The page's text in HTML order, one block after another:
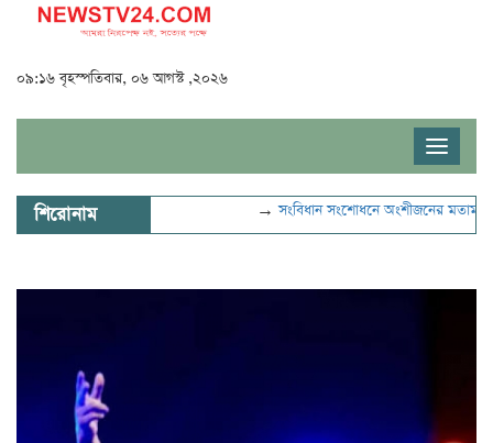
০৯:১৬ বৃহস্পতিবার, ০৬ আগস্ট ,২০২৬
Toggle
শিরোনাম সংবিধান সংশোধনে অংশীজনের মতামত নেবে